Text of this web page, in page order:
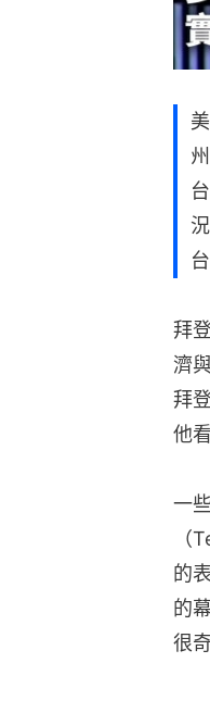
拜
濟
拜
他
一
（
的
的
很